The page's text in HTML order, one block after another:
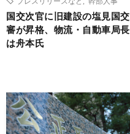
国交次官に旧建設の塩見国交
審が昇格、物流・自動車局長
は舟本氏